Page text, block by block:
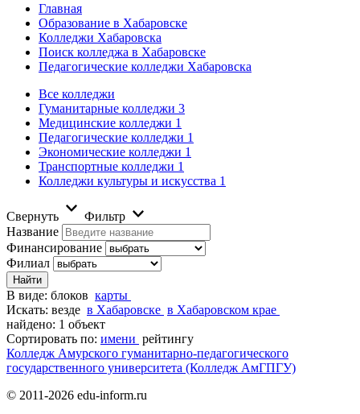
Главная
Образование в Хабаровске
Колледжи Хабаровска
Поиск колледжа в Хабаровске
Педагогические колледжи Хабаровска
Все колледжи
Гуманитарные колледжи 3
Медицинские колледжи 1
Педагогические колледжи 1
Экономические колледжи 1
Транспортные колледжи 1
Колледжи культуры и искусства 1
Свернуть
Фильтр
Название
Финансирование
Филиал
В виде: блоков карты
Искать: везде в Хабаровске в Хабаровском крае
найдено: 1 объект
Сортировать по: имени рейтингу
Колледж Амурского гуманитарно-педагогического
государственного университета (Колледж АмГПГУ)
© 2011-2026 edu-inform.ru